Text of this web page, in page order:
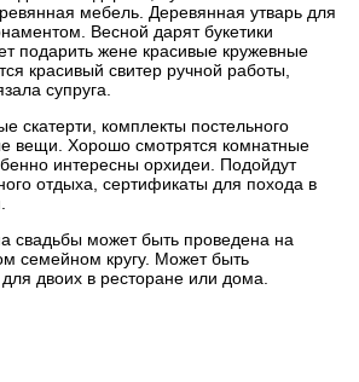
мебель. Деревянная утварь для
Весной дарят букетики
подарить жене красивые кружевные
красивый свитер ручной работы,
супруга.
скатерти, комплекты постельного
вещи. Хорошо смотрятся комнатные
интересны орхидеи. Подойдут
отдыха, сертификаты для похода в
свадьбы может быть проведена на
семейном кругу. Может быть
двоих в ресторане или дома.